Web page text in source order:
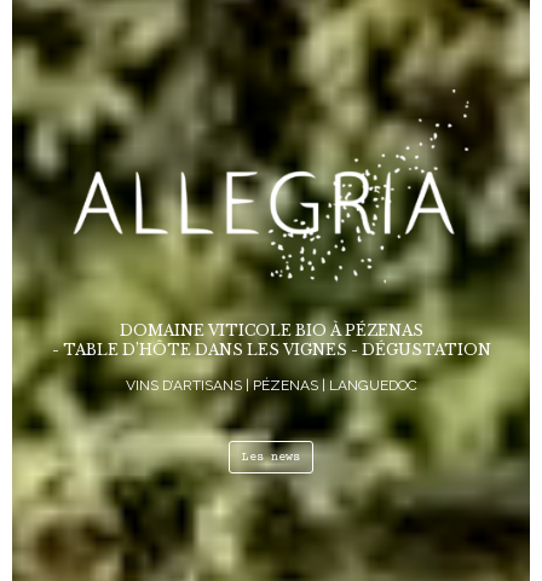
DOMAINE VITICOLE BIO À PÉZENAS
- TABLE D’HÔTE DANS LES VIGNES - DÉGUSTATION
VINS D’ARTISANS | PÉZENAS | LANGUEDOC
Les news